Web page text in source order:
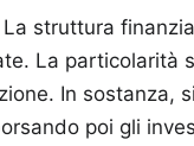
struttura
La particolarità
In sostanza,
poi gli